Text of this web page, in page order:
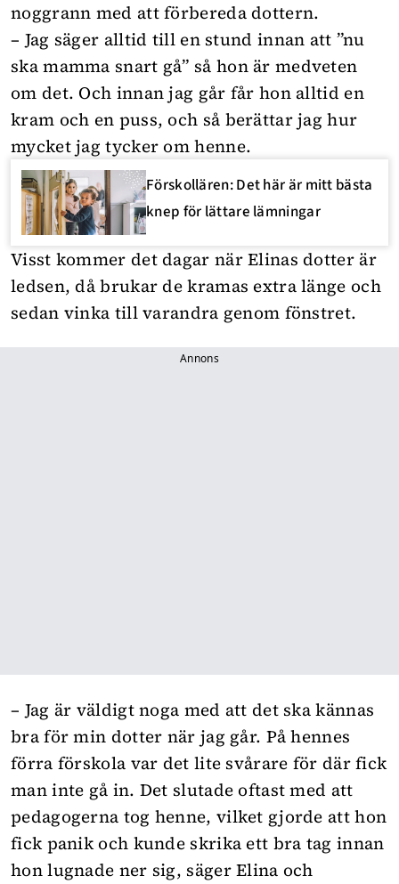
noggrann med att förbereda dottern.
– Jag säger alltid till en stund innan att ”nu
ska mamma snart gå” så hon är medveten
om det. Och innan jag går får hon alltid en
kram och en puss, och så berättar jag hur
mycket jag tycker om henne.
Förskollären: Det här är mitt bästa
knep för lättare lämningar
Visst kommer det dagar när Elinas dotter är
ledsen, då brukar de kramas extra länge och
sedan vinka till varandra genom fönstret.
Annons
– Jag är väldigt noga med att det ska kännas
bra för min dotter när jag går. På hennes
förra förskola var det lite svårare för där fick
man inte gå in. Det slutade oftast med att
pedagogerna tog henne, vilket gjorde att hon
fick panik och kunde skrika ett bra tag innan
hon lugnade ner sig, säger Elina och